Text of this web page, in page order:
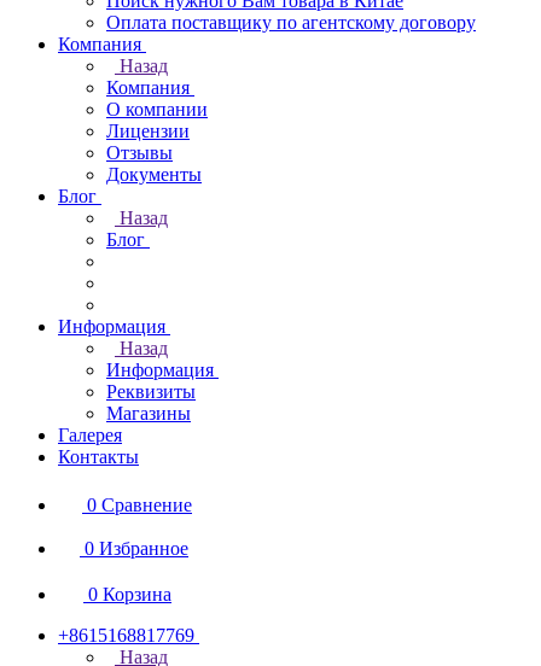
Оплата поставщику по агентскому договору
Компания
Назад
Компания
О компании
Лицензии
Отзывы
Документы
Блог
Назад
Блог
Информация
Назад
Информация
Реквизиты
Магазины
Галерея
Контакты
0 Сравнение
0 Избранное
0 Корзина
+8615168817769
Назад